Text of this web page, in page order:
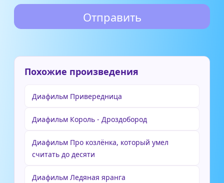
Похожие произведения
Диафильм Привередница
Диафильм Король - Дроздобород
Диафильм Про козлёнка, который умел
считать до десяти
Диафильм Ледяная яранга